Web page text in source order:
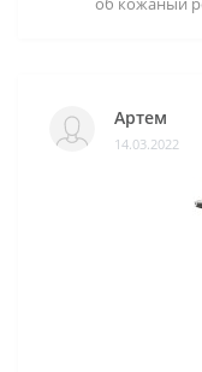
Артем
14.03.2022